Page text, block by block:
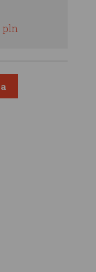
pln